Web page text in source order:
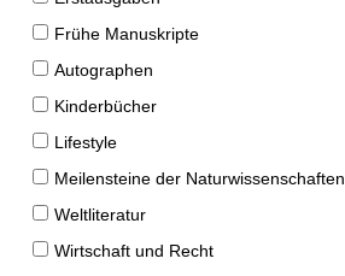
Frühe Manuskripte
Autographen
Kinderbücher
Lifestyle
Meilensteine der Naturwissenschaften
Weltliteratur
Wirtschaft und Recht